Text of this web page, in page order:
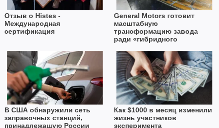
Отзыв о Histes -
Международная
сертификация
General Motors готовит
масштабную
трансформацию завода
ради «гибридного
В США обнаружили сеть
заправочных станций,
принадлежащую России
Как $1000 в месяц изменили
жизнь участников
эксперимента